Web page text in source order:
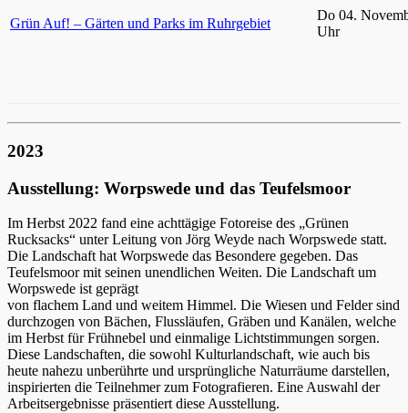
Grün Auf! – Gärten und Parks im Ruhrgebiet
Do 04.
Uhr
2023
Ausstellung: Worpswede und das Teufelsmoor
Im Herbst 2022 fand eine achttägige Fotoreise des „Grünen
Rucksacks“ unter Leitung von Jörg Weyde nach Worpswede statt.
Die Landschaft hat Worpswede das Besondere gegeben. Das
Teufelsmoor mit seinen unendlichen Weiten. Die Landschaft um
Worpswede ist geprägt
von flachem Land und weitem Himmel. Die Wiesen und Felder sind
durchzogen von Bächen, Flussläufen, Gräben und Kanälen, welche
im Herbst für Frühnebel und einmalige Lichtstimmungen sorgen.
Diese Landschaften, die sowohl Kulturlandschaft, wie auch bis
heute nahezu unberührte und ursprüngliche Naturräume darstellen,
inspirierten die Teilnehmer zum Fotografieren. Eine Auswahl der
Arbeitsergebnisse präsentiert diese Ausstellung.